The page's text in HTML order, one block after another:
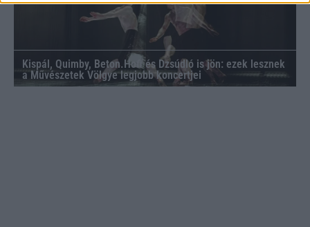
Kispál, Quimby, Beton.Hofi és Dzsúdló is jön: ezek lesznek
a Művészetek Völgye legjobb koncertjei